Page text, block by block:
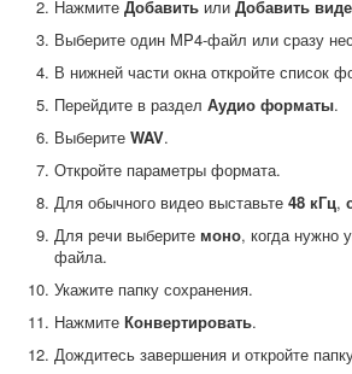
Нажмите Добавить или Добавить
Выберите один MP4-файл или сразу
В нижней части окна откройте список
Перейдите в раздел Аудио форматы.
Выберите WAV.
Откройте параметры формата.
Для обычного видео выставьте 48 кГц,
Для речи выберите моно, когда нужно
файла.
Укажите папку сохранения.
Нажмите Конвертировать.
Дождитесь завершения и откройте